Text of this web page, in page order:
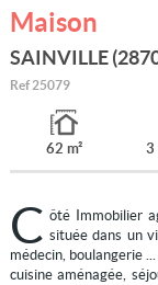
Maison
SAINVILLE
Ref25079
62 m² 3
C ôté Immobilier
située dans un
médecin, boulangerie
cuisine aménagée,